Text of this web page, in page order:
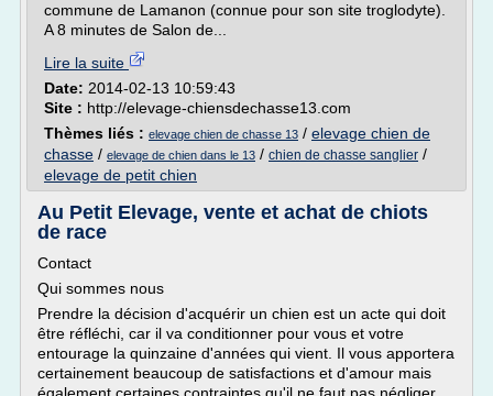
commune de Lamanon (connue pour son site troglodyte).
A 8 minutes de Salon de...
Lire la suite
Date: 2014-02-13 10:59:43
Site : http://elevage-chiensdechasse13.com
Thèmes liés : elevage chien de chasse 13 / elevage chien de
chasse / elevage de chien dans le 13 / chien de chasse sanglier /
elevage de petit chien
Au Petit Elevage, vente et achat de chiots
de race
Contact
Qui sommes nous
Prendre la décision d'acquérir un chien est un acte qui doit
être réfléchi, car il va conditionner pour vous et votre
entourage la quinzaine d'années qui vient. Il vous apportera
certainement beaucoup de satisfactions et d'amour mais